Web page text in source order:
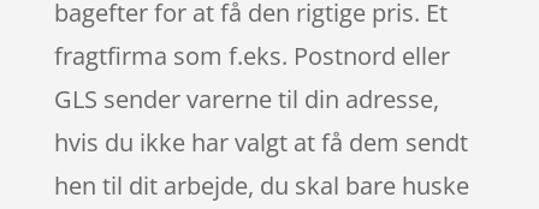
bagefter for at få den rigtige pris. Et
fragtfirma som f.eks. Postnord eller
GLS sender varerne til din adresse,
hvis du ikke har valgt at få dem sendt
hen til dit arbejde, du skal bare huske